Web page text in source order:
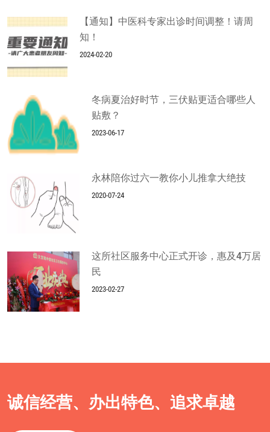
【通知】中医科专家出诊时间调整！请周
知！
2024-02-20
冬病夏治好时节，三伏贴更适合哪些人
贴敷？
2023-06-17
永林陪你过六一教你小儿推拿大绝技
2020-07-24
这所社区服务中心正式开诊，惠及4万居
民
2023-02-27
诚信经营、办出特色、追求卓越